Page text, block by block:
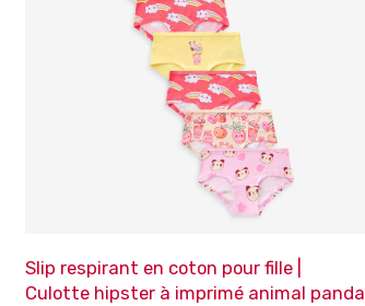
Slip respirant en coton pour fille |
Culotte hipster à imprimé animal panda